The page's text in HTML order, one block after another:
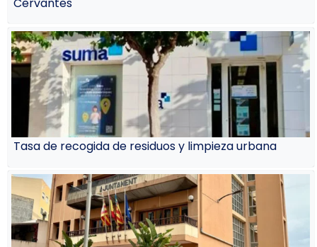
Cervantes
Tasa de recogida de residuos y limpieza urbana